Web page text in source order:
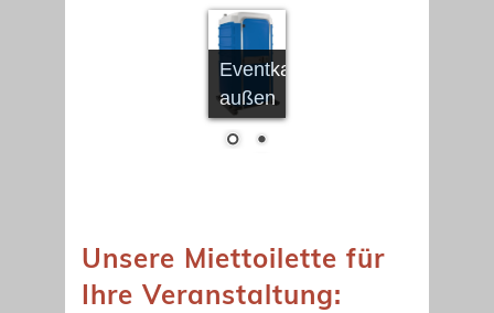
Eventkabine
außen
Unsere Miettoilette für
Ihre Veranstaltung: